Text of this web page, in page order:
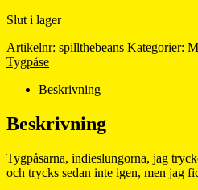
Slut i lager
Artikelnr: spillthebeans Kategorier:
Tygpåse
Beskrivning
Beskrivning
Tygpåsarna, indieslungorna, jag
och trycks sedan inte igen, men jag